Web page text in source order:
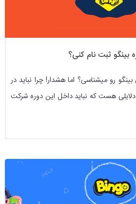
بینگو ثبت نام کنی؟
رو میشناسی؟ اما هشدار! چرا نباید در
هست که نباید داخل این دوره شرکت